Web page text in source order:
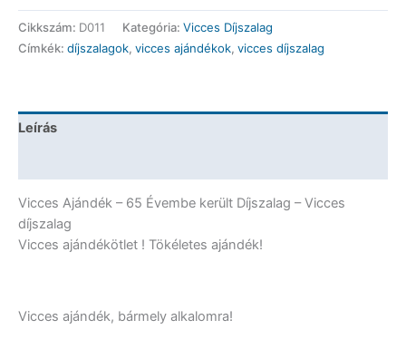
-
65
Évembe
Vicces
Cikkszám: D011 Kategória: Vicces Díjszalag
Címkék: díjszalagok, vicces ajándékok, vicces díjszalag
Leírás
Vicces Ajándék – 65 Évembe került Díjszalag – Vicces
díjszalag
Vicces ajándékötlet ! Tökéletes ajándék!
Vicces ajándék, bármely alkalomra!